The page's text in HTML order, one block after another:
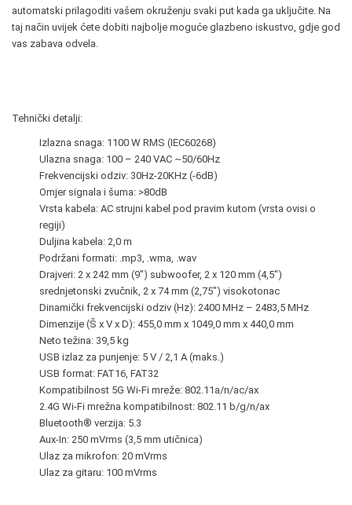
automatski prilagoditi vašem okruženju svaki put kada ga uključite. Na
taj način uvijek ćete dobiti najbolje moguće glazbeno iskustvo, gdje god
vas zabava odvela.
Tehnički detalji:
Izlazna snaga: 1100 W RMS (IEC60268)
Ulazna snaga: 100 – 240 VAC ~50/60Hz
Frekvencijski odziv: 30Hz-20KHz (-6dB)
Omjer signala i šuma: >80dB
Vrsta kabela: AC strujni kabel pod pravim kutom (vrsta ovisi o
regiji)
Duljina kabela: 2,0 m
Podržani formati: .mp3, .wma, .wav
Drajveri: 2 x 242 mm (9") subwoofer, 2 x 120 mm (4,5")
srednjetonski zvučnik, 2 x 74 mm (2,75") visokotonac
Dinamički frekvencijski odziv (Hz): 2400 MHz – 2483,5 MHz
Dimenzije (Š x V x D): 455,0 mm x 1049,0 mm x 440,0 mm
Neto težina: 39,5 kg
USB izlaz za punjenje: 5 V / 2,1 A (maks.)
USB format: FAT16, FAT32
Kompatibilnost 5G Wi-Fi mreže: 802.11a/n/ac/ax
2.4G Wi-Fi mrežna kompatibilnost: 802.11 b/g/n/ax
Bluetooth® verzija: 5.3
Aux-In: 250 mVrms (3,5 mm utičnica)
Ulaz za mikrofon: 20 mVrms
Ulaz za gitaru: 100 mVrms